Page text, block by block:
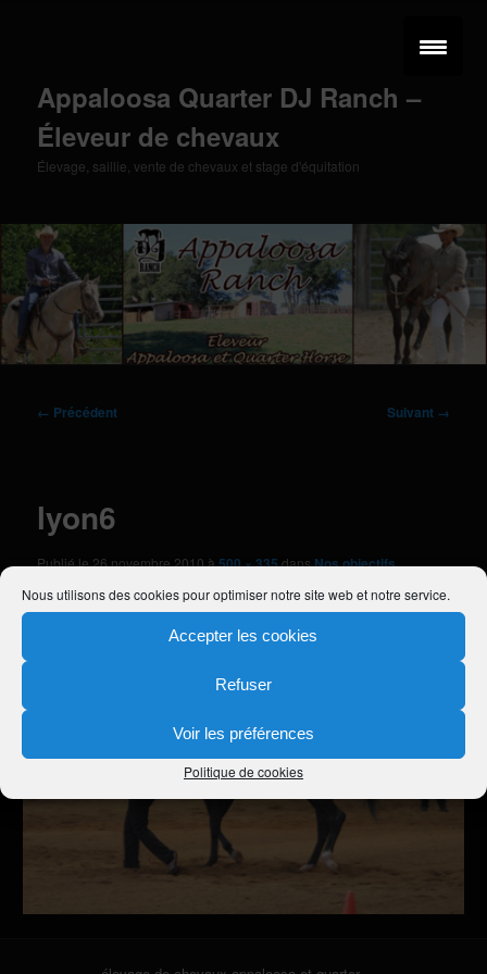
Nous utilisons des cookies pour optimiser notre site web et notre service.
Accepter les cookies
Refuser
Voir les préférences
Politique de cookies
Appaloosa Quarter DJ Ranch –
Éleveur de chevaux
Élevage, saillie, vente de chevaux et stage d'équitation
Navigation
← Précédent Suivant →
lyon6
Publié le26 novembre 2010à500 × 335dansNos objectifs